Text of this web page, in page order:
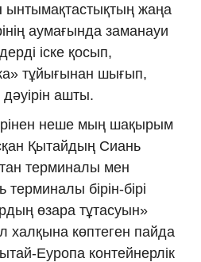
ынтымақтастықтың жаңа
аумағында заманауи
іске қосып,
тұйығынан шығып,
ашты.
неше мың шақырым
Қытайдың Сиань
терминалы мен
бірін-бірі
өзара тұтасуын»
халқына көптеген пайда
Еуропа контейнерлік